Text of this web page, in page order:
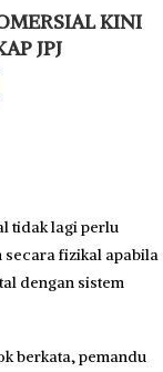
KINI
JPJ
tidak lagi perlu
secara fizikal apabila
dengan sistem
berkata, pemandu